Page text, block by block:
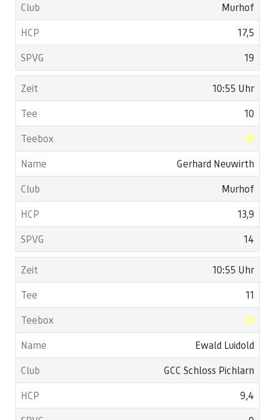
Murhof
17,5
19
10:55 Uhr
10
Gerhard Neuwirth
Murhof
13,9
14
10:55 Uhr
11
Ewald Luidold
GCC Schloss Pichlarn
9,4